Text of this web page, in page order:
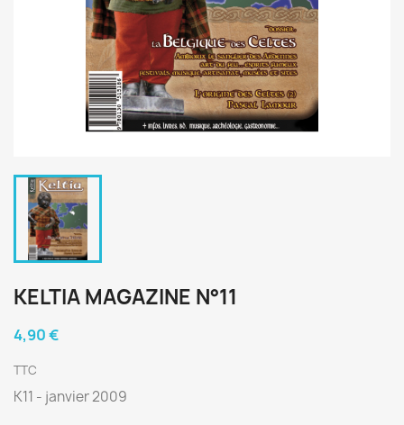
KELTIA MAGAZINE N°11
4,90 €
TTC
K11 - janvier 2009